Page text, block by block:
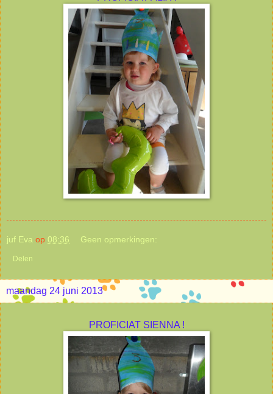
juf Eva op 08:36 Geen opmerkingen:
Delen
maandag 24 juni 2013
PROFICIAT SIENNA !